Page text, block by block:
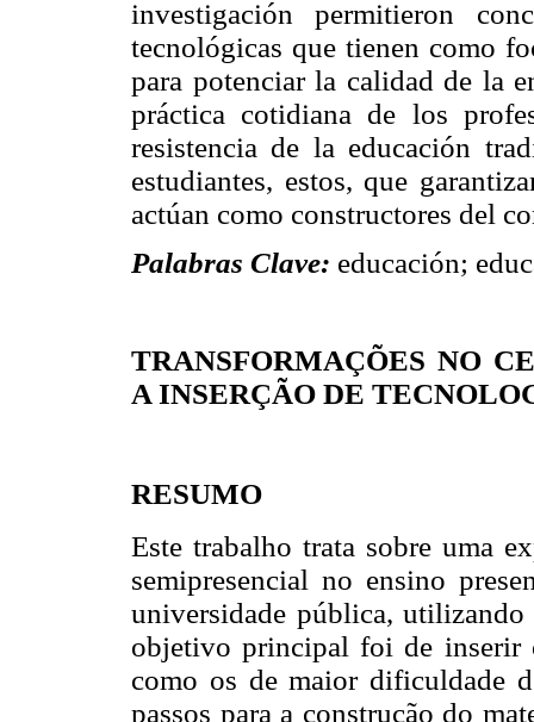
investigación permitieron
tecnológicas que tienen como
para potenciar la calidad de la
práctica cotidiana de los
resistencia de la educación
estudiantes, estos, que
actúan como constructores del
Palabras Clave: educación;
TRANSFORMAÇÕES NO
A INSERÇÃO DE
RESUMO
Este trabalho trata sobre uma
semipresencial no ensino
universidade pública,
objetivo principal foi de inserir
como os de maior dificuldade
passos para a construção do